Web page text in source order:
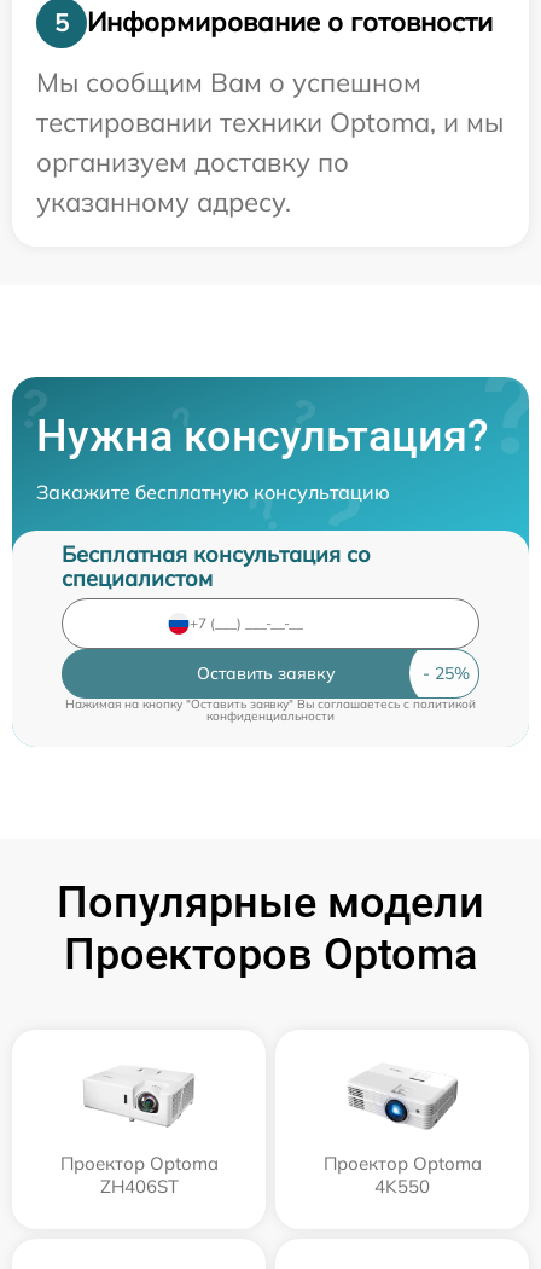
5
Информирование о готовности
Мы сообщим Вам о успешном
тестировании техники Optoma, и мы
организуем доставку по
указанному адресу.
Нужна консультация?
Закажите бесплатную консультацию
Бесплатная консультация со
специалистом
Оставить заявку
Нажимая на кнопку "Оставить заявку" Вы соглашаетесь cполитикой
конфиденциальности
Популярные модели
Проекторов Optoma
Проектор Optoma
ZH406ST
Проектор Optoma
4K550